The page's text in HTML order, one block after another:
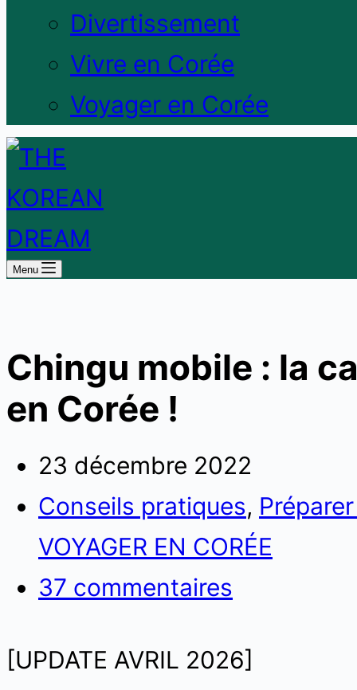
Divertissement
Vivre en Corée
Voyager en Corée
Menu
Chingu mobile : la
en Corée !
23 décembre 2022
Conseils pratiques,
VOYAGER EN CORÉE
37 commentaires
[UPDATE AVRIL 2026]